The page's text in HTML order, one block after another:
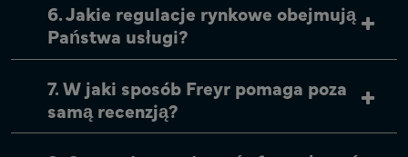
6. Jakie regulacje rynkowe obejmują
Państwa usługi?
7. W jaki sposób Freyr pomaga poza
samą recenzją?